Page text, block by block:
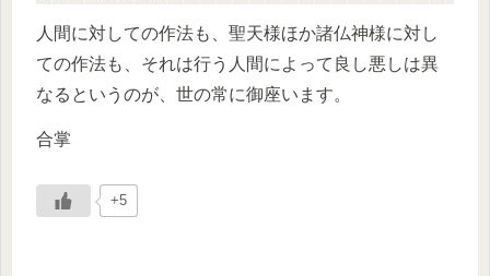
人間に対しての作法も、聖天様ほか諸仏神様に対し
ての作法も、それは行う人間によって良し悪しは異
なるというのが、世の常に御座います。
合掌
+5